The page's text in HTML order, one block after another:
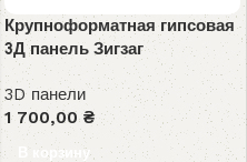
Крупноформатная гипсовая
3Д панель Зигзаг
3D панели
1 700,00₴
В корзину